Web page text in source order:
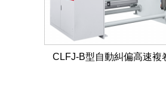
CLFJ-B型自動糾偏高速複